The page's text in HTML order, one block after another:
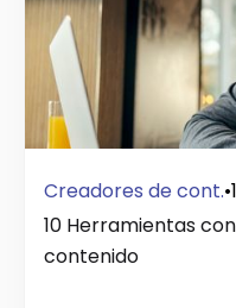
Creadores de cont.•
10 Herramientas
contenido